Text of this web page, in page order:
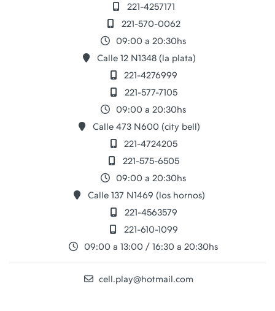
221-4257171
221-570-0062
09:00 a 20:30hs
Calle 12 N1348 (la plata)
221-4276999
221-577-7105
09:00 a 20:30hs
Calle 473 N600 (city bell)
221-4724205
221-575-6505
09:00 a 20:30hs
Calle 137 N1469 (los hornos)
221-4563579
221-610-1099
09:00 a 13:00 / 16:30 a 20:30hs
cell.play@hotmail.com